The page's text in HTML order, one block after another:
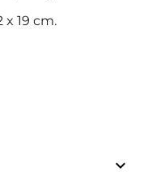
x 19 cm.
keyboard_arrow_down